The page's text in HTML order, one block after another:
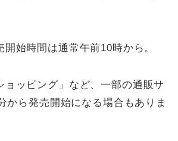
始時間は通常午前10時から。
ョッピング」など、一部の通販サ
から発売開始になる場合もありま